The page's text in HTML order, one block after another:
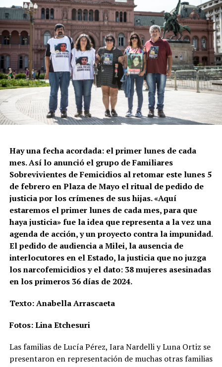
Hay una fecha acordada: el primer lunes de cada
mes. Así lo anunció el grupo de Familiares
Sobrevivientes de Femicidios al retomar este lunes 5
de febrero en Plaza de Mayo el ritual de pedido de
justicia por los crímenes de sus hijas. «Aquí
estaremos el primer lunes de cada mes, para que
haya justicia» fue la idea que representa a la vez una
agenda de acción, y un proyecto contra la impunidad.
El pedido de audiencia a Milei, la ausencia de
interlocutores en el Estado, la justicia que no juzga
los narcofemicidios y el dato: 38 mujeres asesinadas
en los primeros 36 días de 2024.
Texto: Anabella Arrascaeta
Fotos: Lina Etchesuri
Las familias de Lucía Pérez, Iara Nardelli y Luna Ortiz se
presentaron en representación de muchas otras familias